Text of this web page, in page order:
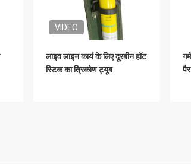
VIDEO
लाइव लाइन कार्य के लिए दूरबीन हॉट
स्टिक का त्रिकोण ट्यूब